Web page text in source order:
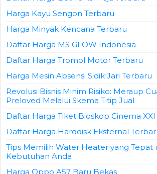
Harga Kayu Sengon Terbaru
Harga Minyak Kencana Terbaru
Daftar Harga MS GLOW Indonesia
Daftar Harga Tromol Motor Terbaru
Harga Mesin Absensi Sidik Jari Terbaru
Revolusi Bisnis Minim Risiko: Meraup
Preloved Melalui Skema Titip Jual
Daftar Harga Tiket Bioskop Cinema
Daftar Harga Harddisk Eksternal
Tips Memilih Water Heater yang Tepat
Kebutuhan Anda
Harga Oppo A57 Baru Bekas